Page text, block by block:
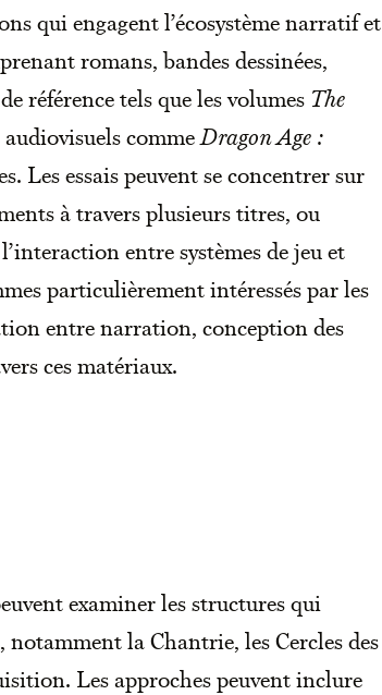
qui engagent l’écosystème narratif et
romans, bandes dessinées,
référence tels que les volumes The
audiovisuels commeDragon Age :
Les essais peuvent se concentrer sur
à travers plusieurs titres, ou
entre systèmes de jeu et
particulièrement intéressés par les
entre narration, conception des
ces matériaux.
examiner les structures qui
la Chantrie, les Cercles des
Les approches peuvent inclure